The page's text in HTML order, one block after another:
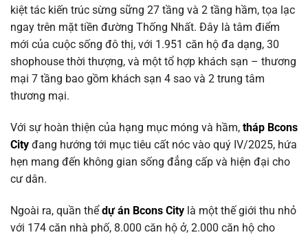
kiệt tác kiến trúc sừng sững 27 tầng và 2 tầng hầm, tọa lạc
ngay trên mặt tiền đường Thống Nhất. Đây là tâm điểm
mới của cuộc sống đô thị, với 1.951 căn hộ đa dạng, 30
shophouse thời thượng, và một tổ hợp khách sạn – thương
mại 7 tầng bao gồm khách sạn 4 sao và 2 trung tâm
thương mại.
Với sự hoàn thiện của hạng mục móng và hầm, tháp Bcons
City đang hướng tới mục tiêu cất nóc vào quý IV/2025, hứa
hẹn mang đến không gian sống đẳng cấp và hiện đại cho
cư dân.
Ngoài ra, quần thểdự án Bcons City là một thế giới thu nhỏ
với 174 căn nhà phố, 8.000 căn hộ ở, 2.000 căn hộ cho